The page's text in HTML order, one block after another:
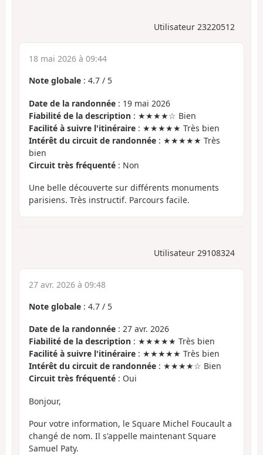
Utilisateur 23220512
18 mai 2026 à 09:44
Note globale : 4.7 / 5
Date de la randonnée : 19 mai 2026
Fiabilité de la description : ★★★★☆ Bien
Facilité à suivre l'itinéraire : ★★★★★ Très bien
Intérêt du circuit de randonnée : ★★★★★ Très
bien
Circuit très fréquenté : Non
Une belle découverte sur différents monuments
parisiens. Très instructif. Parcours facile.
Utilisateur 29108324
27 avr. 2026 à 09:48
Note globale : 4.7 / 5
Date de la randonnée : 27 avr. 2026
Fiabilité de la description : ★★★★★ Très bien
Facilité à suivre l'itinéraire : ★★★★★ Très bien
Intérêt du circuit de randonnée : ★★★★☆ Bien
Circuit très fréquenté : Oui
Bonjour,
Pour votre information, le Square Michel Foucault a
changé de nom. Il s'appelle maintenant Square
Samuel Paty.